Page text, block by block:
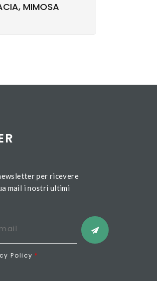
MIMOSA
per ricevere
mail i nostri ultimi
Policy